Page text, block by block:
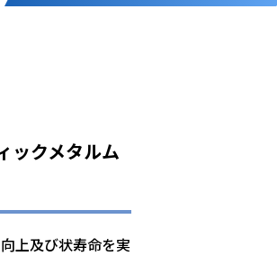
ックメタルム
上及び状寿命を実